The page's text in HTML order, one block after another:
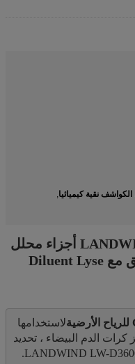
نقية كيميائيا,
كواشف مضادة للخلايا لـ LANDWIND 3 أجزاء محلل
أمراض الدم LW-D3600 متوافق مع Diluent Lyse